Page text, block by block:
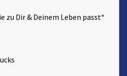
zu Dir & Deinem Leben passt*